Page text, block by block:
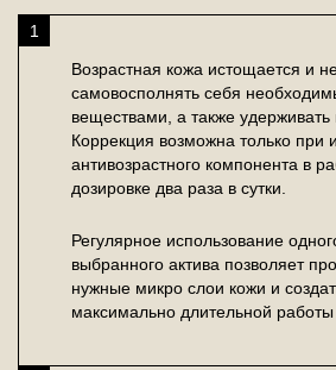
1
Возрастная кожа истощается и
самовосполнять себя
веществами, а также удерживать
Коррекция возможна только при
антивозрастного компонента в
дозировке два раза в сутки.
Регулярное использование
выбранного актива позволяет
нужные микро слои кожи и
максимально длительной работы